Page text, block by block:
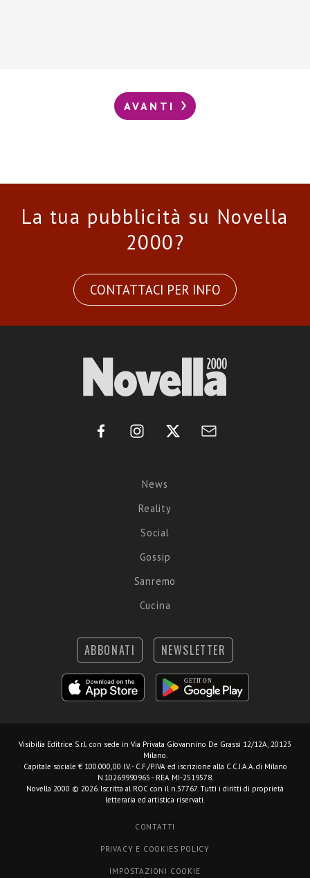
AVANTI
La tua pubblicità su Novella
2000?
CONTATTACI PER INFO
News
Reality
Social
Gossip
Sanremo
Cucina
ABBONATI NEWSLETTER
Visibilia Editrice S.r.l. con sede in Via Privata Giovannino De Grassi 12/12A, 20123
Milano.
Capitale sociale € 100.000,00 I.V. - C.F./P.IVA ed iscrizione alla C.C.I.A.A. di Milano
N.10269990965 - REA MI-2519578.
Novella 2000 © 2026. Iscritta al ROC con il n.37767. Tutti i diritti di proprietà
letteraria ed artistica riservati.
CONTATTI
PRIVACY E COOKIES POLICY
IMPOSTAZIONI COOKIE